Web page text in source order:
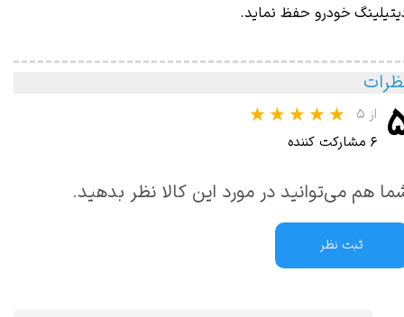
خودرو حفظ نماید.
از ۵
۶ مشارکت کننده
هم می‌توانید در مورد این کالا نظر بدهید.
ثبت نظر